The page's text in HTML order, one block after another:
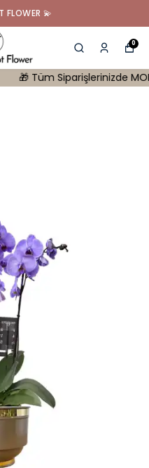
FLOWER 💫
0
Tüm Siparişlerinizde